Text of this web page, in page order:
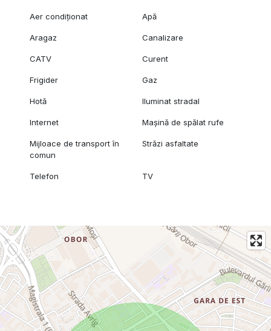
Aer condiționat Apă
Aragaz Canalizare
CATV Curent
Frigider Gaz
Hotă Iluminat stradal
Internet Mașină de spălat rufe
Mijloace de transport în
comun
Străzi asfaltate
Telefon TV